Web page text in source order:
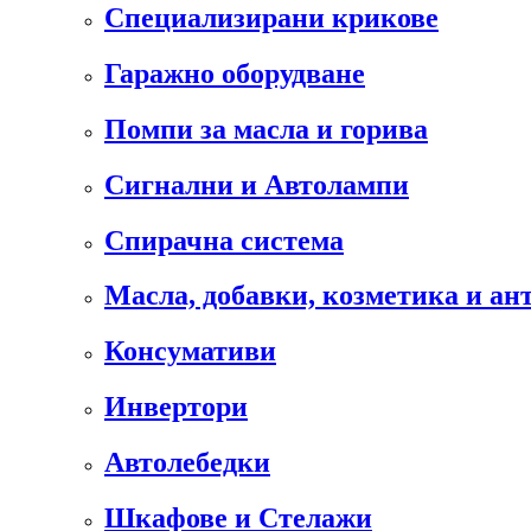
Специализирани крикове
Гаражно оборудване
Помпи за масла и горива
Сигнални и Автолампи
Спирачна система
Масла, добавки, козметика и
Консумативи
Инвертори
Автолебедки
Шкафове и Стелажи